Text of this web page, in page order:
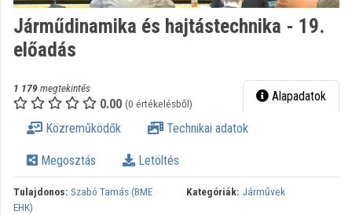
Bejelentkezés
Intézményi felfedezés
Kategóriák
Járműdinamika és hajtástechnika - 19.
előadás
1 179megtekintés
0.00 (0 értékelésből) Alapadatok
Közreműködők Technikai adatok
Megosztás Letöltés
Tulajdonos: Szabó Tamás (BME
EHK)
Kategóriák: Járművek